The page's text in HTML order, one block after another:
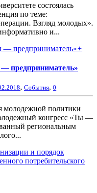
состоялась
по теме:
Взгляд молодых».
и...
+
предприниматель»
, События, 0
молодежной политики
конгресс «Ты —
региональным